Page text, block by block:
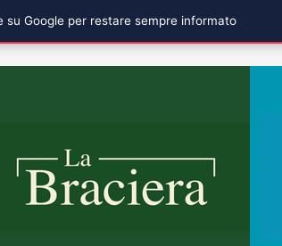
Google per restare sempre informato